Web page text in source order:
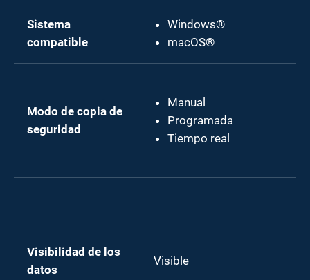
Sistema
compatible
Windows®
macOS®
Modo de copia de
seguridad
Manual
Programada
Tiempo real
Visibilidad de los
datos
Visible